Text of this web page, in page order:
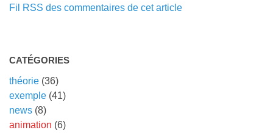
Fil RSS des commentaires de cet article
CATÉGORIES
théorie (36)
exemple (41)
news (8)
animation (6)